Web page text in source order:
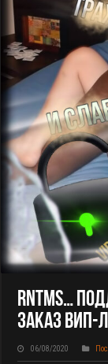
Rntms…
Заказ ВИП-
06/08/2020